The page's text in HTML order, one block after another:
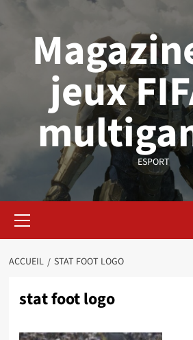
jeux
ESPORT
principal
ACCUEIL STAT FOOT LOGO
stat foot logo